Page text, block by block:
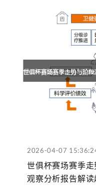
2026-04-07
世俱杯赛场赛季
观察分析报告解